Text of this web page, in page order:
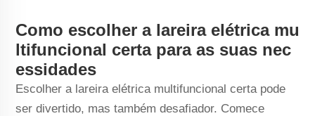
Como escolher a lareira elétrica mu
ltifuncional certa para as suas nec
essidades
Escolher a lareira elétrica multifuncional certa pode
ser divertido, mas também desafiador. Comece